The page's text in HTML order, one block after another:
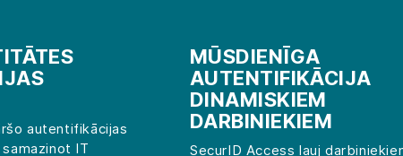
autentifikācijas
IT
MŪSDIENĪGA
AUTENTIFIKĀCIJA
DINAMISKIEM
DARBINIEKIEM
SecurID Access ļauj